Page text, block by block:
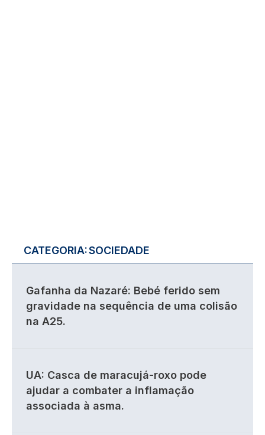
CATEGORIA:SOCIEDADE
Gafanha da Nazaré: Bebé ferido sem
gravidade na sequência de uma colisão
na A25.
UA: Casca de maracujá-roxo pode
ajudar a combater a inflamação
associada à asma.